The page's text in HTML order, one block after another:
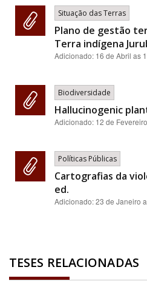
Situação das Terras
Plano de gestão
Terra indígena
Adicionado: 16 de Abril as
Biodiversidade
Hallucinogenic
Adicionado: 12 de
Políticas Públicas
Cartografias da
ed.
Adicionado:23 de Janeiro
TESES RELACIONADAS